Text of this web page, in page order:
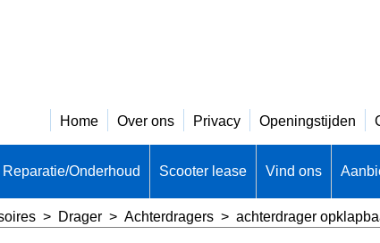
Home Over ons Privacy Openingstijden
Reparatie/Onderhoud Scooter lease Vind ons
> Drager > Achterdragers > achterdrager